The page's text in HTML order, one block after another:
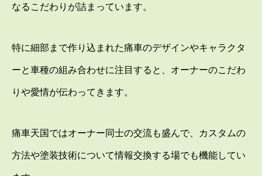
なるこだわりが詰まっています。
特に細部まで作り込まれた痛車のデザインやキャラクタ
ーと車種の組み合わせに注目すると、オーナーのこだわ
りや愛情が伝わってきます。
痛車天国ではオーナー同士の交流も盛んで、カスタムの
方法や塗装技術について情報交換する場でも機能してい